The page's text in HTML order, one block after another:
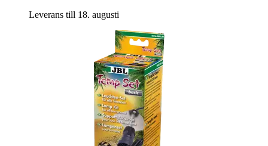
Leverans till 18. augusti